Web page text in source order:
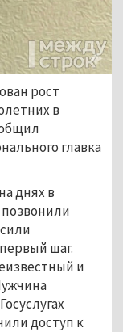
рост
в
главка
днях в
позвонили
шаг.
и
доступ к